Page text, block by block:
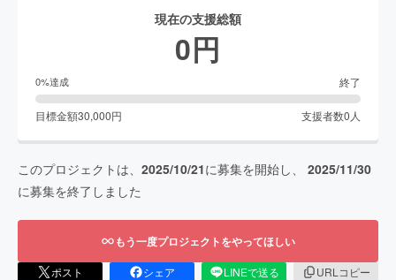
現在の支援総額
0円
0%達成 終了
目標金額30,000円 支援者数0 人
このプロジェクトは、 2025/10/21に募集を開始し、 2025/11/30
に募集を終了しました
もう一度プロジェクトをやってほしい
ポスト シェア LINEで送る
URLコピー